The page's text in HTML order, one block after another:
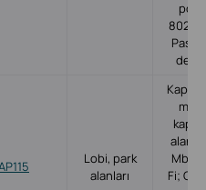
Pasif
Lobi, park
alanları
alanı;
Mbps
Fi;